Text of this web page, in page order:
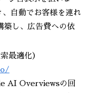
自動でお客様を連れ
築し、広告費への依
最適化）
AI Overviewsの回